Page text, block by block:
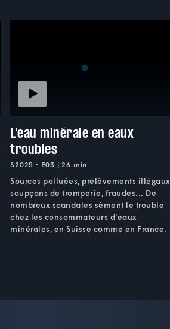
L'eau minérale en eaux
troubles
S2025 • E03 | 26 min
Sources polluées, prélèvements illégaux,
soupçons de tromperie, fraudes... De
nombreux scandales sèment le trouble
chez les consommateurs d'eaux
minérales, en Suisse comme en France.